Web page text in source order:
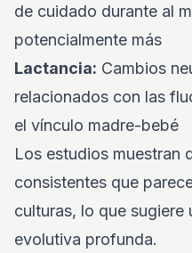
de cuidado durante al
potencialmente más
Lactancia: Cambios
relacionados con las
el vínculo madre-bebé
Los estudios muestran
consistentes que
culturas, lo que sugiere
evolutiva profunda.